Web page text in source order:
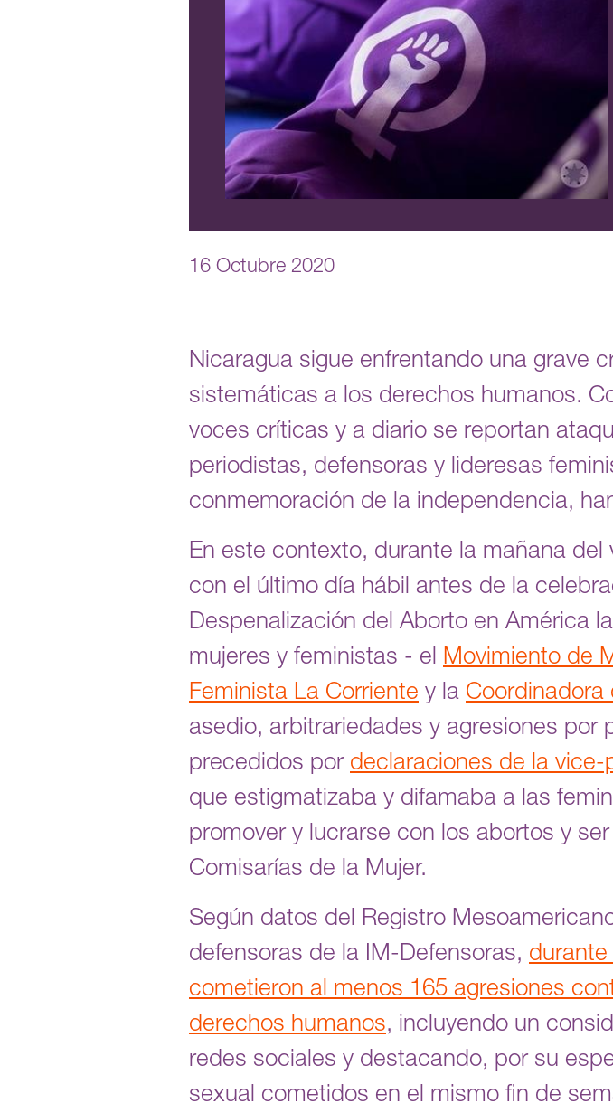
16 Octubre 2020
Nicaragua sigue enfrentando una grave
sistemáticas a los derechos humanos.
voces críticas y a diario se reportan
periodistas, defensoras y lideresas
conmemoración de la independencia,
En este contexto, durante la mañana
con el último día hábil antes de la
Despenalización del Aborto en América
mujeres y feministas - el Movimiento de
Feminista La Corriente y la Coordinadora
asedio, arbitrariedades y agresiones por
precedidos por declaraciones de la
que estigmatizaba y difamaba a las
promover y lucrarse con los abortos y
Comisarías de la Mujer.
Según datos del Registro
defensoras de la IM-Defensoras,
cometieron al menos 165 agresiones
derechos humanos, incluyendo un
redes sociales y destacando, por su
sexual cometidos en el mismo fin de